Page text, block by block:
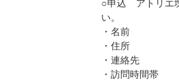
○申込 アトリエ
い。
・名前
・住所
・連絡先
・訪問時間帯